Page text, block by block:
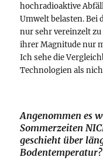
hochradioaktive
Umwelt belasten. Bei
nur sehr vereinzelt
ihrer Magnitude nur
Ich sehe die
Technologien als
Angenommen es
Sommerzeiten
geschieht über
Bodentemperatur?